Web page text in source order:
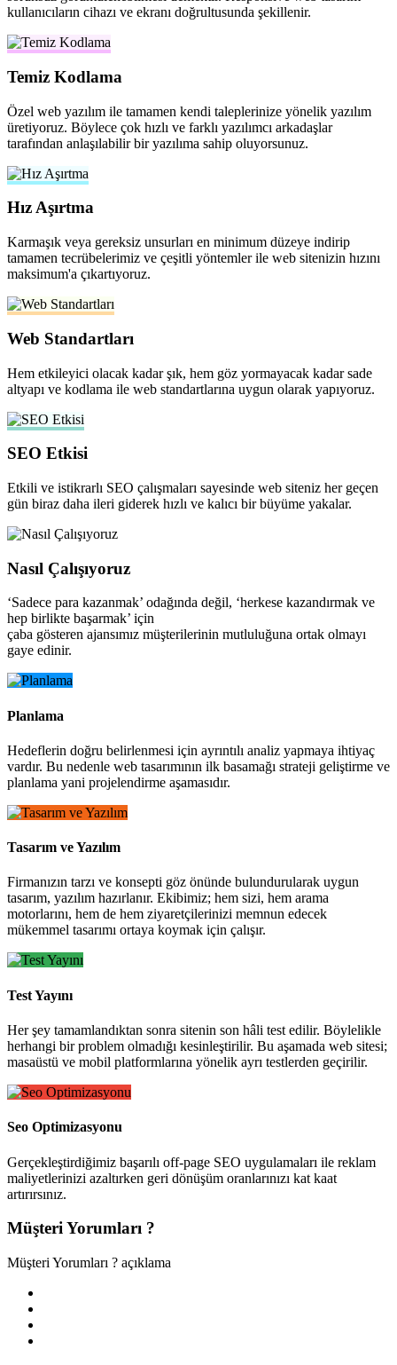
kullanıcıların cihazı ve ekranı doğrultusunda şekillenir.
Temiz Kodlama
Özel web yazılım ile tamamen kendi taleplerinize yönelik yazılım
üretiyoruz. Böylece çok hızlı ve farklı yazılımcı arkadaşlar
tarafından anlaşılabilir bir yazılıma sahip oluyorsunuz.
Hız Aşırtma
Karmaşık veya gereksiz unsurları en minimum düzeye indirip
tamamen tecrübelerimiz ve çeşitli yöntemler ile web sitenizin hızını
maksimum'a çıkartıyoruz.
Web Standartları
Hem etkileyici olacak kadar şık, hem göz yormayacak kadar sade
altyapı ve kodlama ile web standartlarına uygun olarak yapıyoruz.
SEO Etkisi
Etkili ve istikrarlı SEO çalışmaları sayesinde web siteniz her geçen
gün biraz daha ileri giderek hızlı ve kalıcı bir büyüme yakalar.
Nasıl Çalışıyoruz
‘Sadece para kazanmak’ odağında değil, ‘herkese kazandırmak ve
hep birlikte başarmak’ için
çaba gösteren ajansımız müşterilerinin mutluluğuna ortak olmayı
gaye edinir.
Planlama
Hedeflerin doğru belirlenmesi için ayrıntılı analiz yapmaya ihtiyaç
vardır. Bu nedenle web tasarımının ilk basamağı strateji geliştirme ve
planlama yani projelendirme aşamasıdır.
Tasarım ve Yazılım
Firmanızın tarzı ve konsepti göz önünde bulundurularak uygun
tasarım, yazılım hazırlanır. Ekibimiz; hem sizi, hem arama
motorlarını, hem de hem ziyaretçilerinizi memnun edecek
mükemmel tasarımı ortaya koymak için çalışır.
Test Yayını
Her şey tamamlandıktan sonra sitenin son hâli test edilir. Böylelikle
herhangi bir problem olmadığı kesinleştirilir. Bu aşamada web sitesi;
masaüstü ve mobil platformlarına yönelik ayrı testlerden geçirilir.
Seo Optimizasyonu
Gerçekleştirdiğimiz başarılı off-page SEO uygulamaları ile reklam
maliyetlerinizi azaltırken geri dönüşüm oranlarınızı kat kaat
artırırsınız.
Müşteri Yorumları ?
Müşteri Yorumları ? açıklama